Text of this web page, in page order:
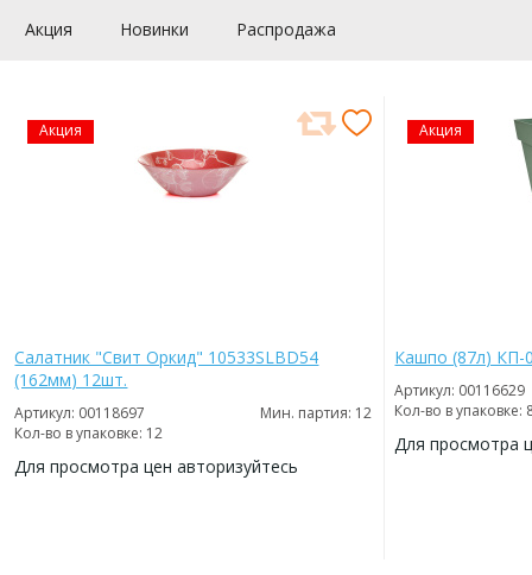
Акция Новинки Распродажа
Акция
Салатник "Свит Оркид" 10533SLBD54
(162мм) 12шт.
Артикул: 00118697
Мин. партия: 12
Кол-во в упаковке: 12
Для просмотра цен авторизуйтесь
Акция
Кашпо (87л) КП-
Артикул: 00116629
Кол-во в упаковке:
Для просмотра